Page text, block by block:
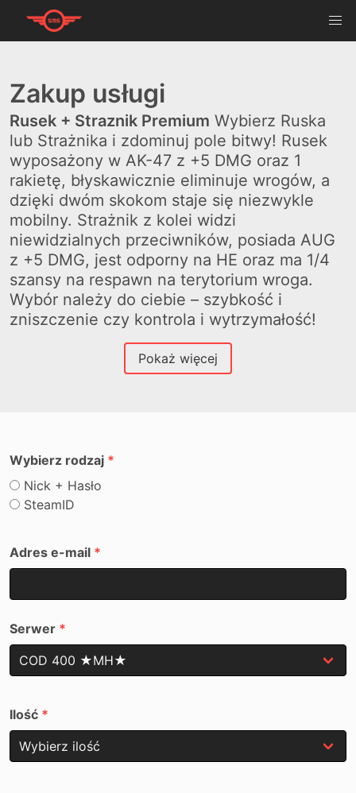
Zakup usługi
Rusek + Straznik Premium Wybierz Ruska
lub Strażnika i zdominuj pole bitwy! Rusek
wyposażony w AK-47 z +5 DMG oraz 1
rakietę, błyskawicznie eliminuje wrogów, a
dzięki dwóm skokom staje się niezwykle
mobilny. Strażnik z kolei widzi
niewidzialnych przeciwników, posiada AUG
z +5 DMG, jest odporny na HE oraz ma 1/4
szansy na respawn na terytorium wroga.
Wybór należy do ciebie – szybkość i
zniszczenie czy kontrola i wytrzymałość!
Pokaż więcej
Wybierz rodzaj
Nick + Hasło
SteamID
Adres e-mail
Serwer
Ilość